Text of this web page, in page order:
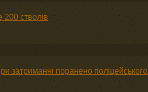
стволів
затриманні поранено поліцейського